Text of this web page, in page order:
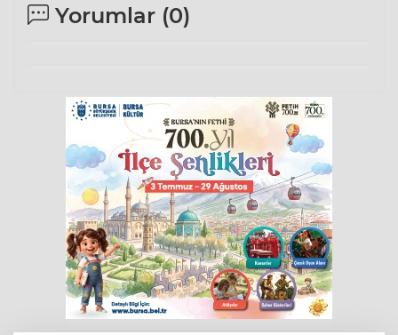
Yorumlar (0)